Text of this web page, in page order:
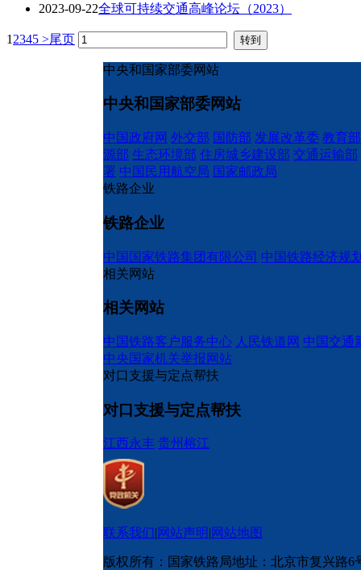
2023-09-22全球可持续交通高峰论坛（2023）
1 2345 >尾页
中央和国家部委网站
中央和国家部委网站
中国政府网 外交部 国防部 发展改革委 教育部
源部 生态环境部 住房城乡建设部 交通运输部
署 中国民用航空局 国家邮政局
铁路企业
铁路企业
中国国家铁路集团有限公司 中国铁路经济规
相关网站
相关网站
中国铁路客户服务中心 人民铁道网 中国交通
中央国家机关举报网站
对口支援与定点帮扶
对口支援与定点帮扶
江西永丰 贵州榕江
联系我们 网站声明 网站地图
版权所有：国家铁路局地址：北京市复兴路6